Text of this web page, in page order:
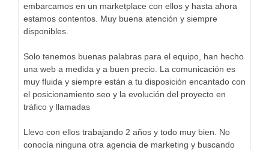
embarcamos en un marketplace con ellos y hasta ahora
estamos contentos. Muy buena atención y siempre
disponibles.
Solo tenemos buenas palabras para el equipo, han hecho
una web a medida y a buen precio. La comunicación es
muy fluida y siempre están a tu disposición encantado con
el posicionamiento seo y la evolución del proyecto en
tráfico y llamadas
Llevo con ellos trabajando 2 años y todo muy bien. No
conocía ninguna otra agencia de marketing y buscando